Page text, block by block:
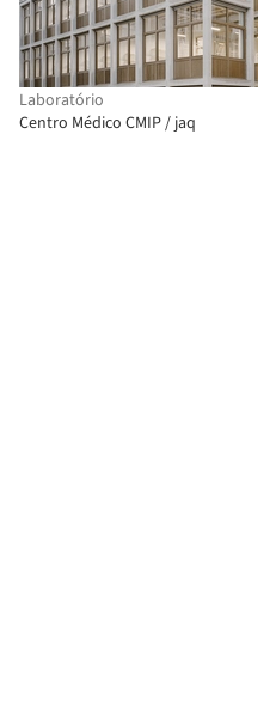
Laboratório
Centro Médico CMIP / jaq